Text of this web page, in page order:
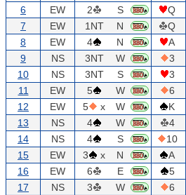
6
EW 2 S Q
7
EW 1NT N Q
8
EW 4 N A
9
NS 3NT W 3
10
NS 3NT S 3
11
EW 5 W 6
12
EW 5 x W K
13
NS 4 W 4
14
NS 4 S 10
15
EW 3 x N A
16
EW 6 E 5
17
NS 3 W 6